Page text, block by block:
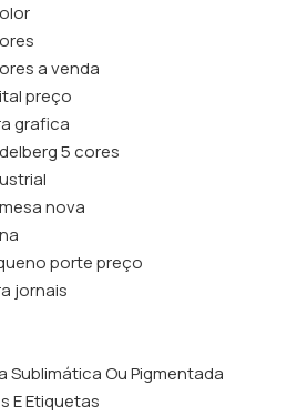
a venda
preço
grafica
5 cores
nova
porte preço
jornais
Sublimática Ou Pigmentada
E Etiquetas